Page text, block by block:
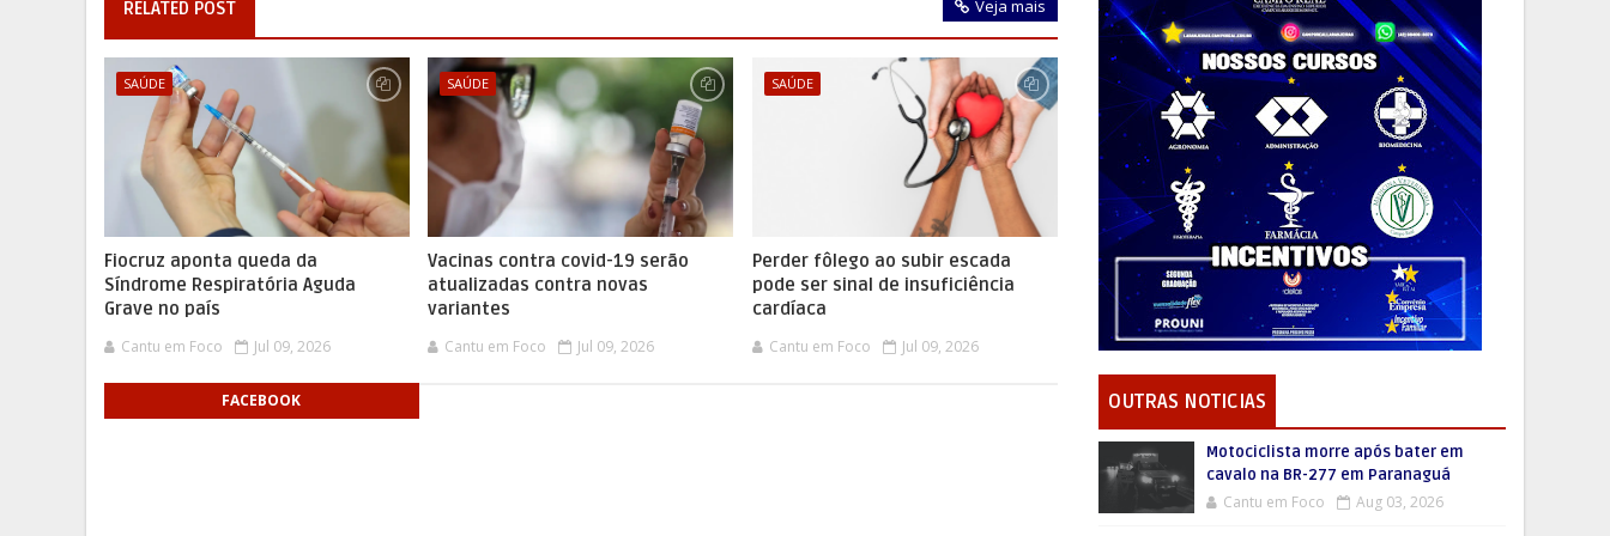
RELATED POST Veja mais
SAÚDE
Fiocruz aponta queda da
Síndrome Respiratória Aguda
Grave no país
Cantu em Foco Jul 09, 2026
SAÚDE
Vacinas contra covid-19 serão
atualizadas contra novas
variantes
Cantu em Foco Jul 09, 2026
SAÚDE
Perder fôlego ao subir escada
pode ser sinal de insuficiência
cardíaca
Cantu em Foco Jul 09, 2026
FACEBOOK OUTRAS NOTICIAS
Motociclista morre após bater em
cavalo na BR-277 em Paranaguá
Cantu em Foco Aug 03, 2026